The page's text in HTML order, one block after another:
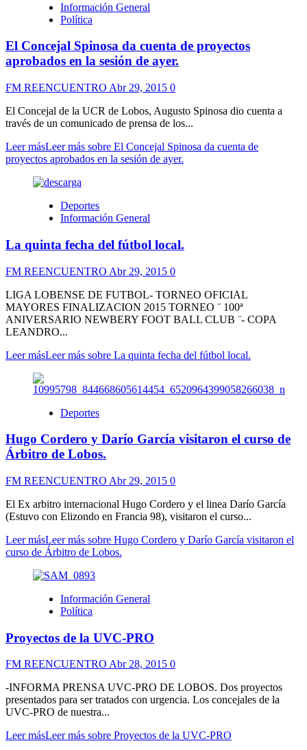
Información General
Política
El Concejal Spinosa da cuenta de proyectos
aprobados en la sesión de ayer.
FM REENCUENTRO Abr 29, 2015 0
El Concejal de la UCR de Lobos, Augusto Spinosa dio cuenta a
través de un comunicado de prensa de los...
Leer másLeer más sobre El Concejal Spinosa da cuenta de
proyectos aprobados en la sesión de ayer.
Deportes
Información General
La quinta fecha del fútbol local.
FM REENCUENTRO Abr 29, 2015 0
LIGA LOBENSE DE FUTBOL- TORNEO OFICIAL
MAYORES FINALIZACION 2015 TORNEO ¨ 100ª
ANIVERSARIO NEWBERY FOOT BALL CLUB ¨- COPA
LEANDRO...
Leer másLeer más sobre La quinta fecha del fútbol local.
Deportes
Hugo Cordero y Darío García visitaron el curso de
Árbitro de Lobos.
FM REENCUENTRO Abr 29, 2015 0
El Ex arbitro internacional Hugo Cordero y el linea Darío García
(Estuvo con Elizondo en Francia 98), visitaron el curso...
Leer másLeer más sobre Hugo Cordero y Darío García visitaron el
curso de Árbitro de Lobos.
Información General
Política
Proyectos de la UVC-PRO
FM REENCUENTRO Abr 28, 2015 0
-INFORMA PRENSA UVC-PRO DE LOBOS. Dos proyectos
presentados para ser tratados con urgencia. Los concejales de la
UVC-PRO de nuestra...
Leer másLeer más sobre Proyectos de la UVC-PRO